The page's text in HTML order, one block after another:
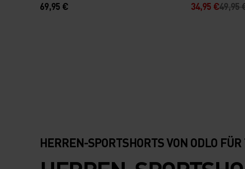
69,95 € 34,95 €49,95
HERREN-SPORTSHORTS VON ODLO